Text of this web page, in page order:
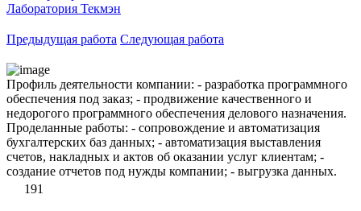
Лаборатория Текмэн
Предыдущая работа Следующая работа
Профиль деятельности компании: - разработка программного
обеспечения под заказ; - продвижение качественного и
недорогого программного обеспечения делового назначения.
Проделанные работы: - сопровождение и автоматизация
бухгалтерских баз данных; - автоматизация выставления
счетов, накладных и актов об оказании услуг клиентам; -
создание отчетов под нужды компании; - выгрузка данных.
191